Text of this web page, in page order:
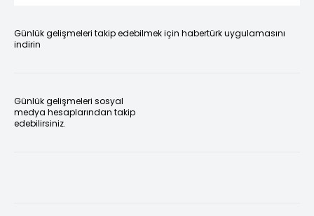
Günlük gelişmeleri takip edebilmek için habertürk uygulamasını
indirin
Günlük gelişmeleri sosyal
medya hesaplarından takip
edebilirsiniz.